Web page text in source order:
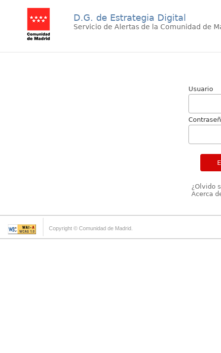
D.G. de Estrategia Digital
Servicio de Alertas de la Comunidad de
Usuario
¿Olvido
Acerca
Copyright © Comunidad de Madrid.